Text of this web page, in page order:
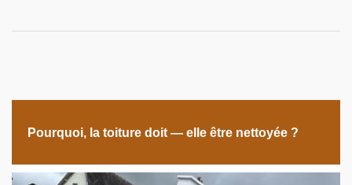
Pourquoi, la toiture doit — elle être nettoyée ?